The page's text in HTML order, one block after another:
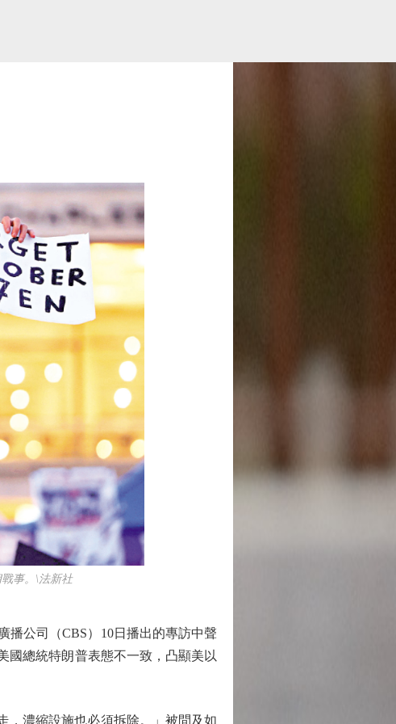
事。\法新社
公司（CBS）10日播出的專訪中聲
國總統特朗普表態不一致，凸顯美以
濃縮設施也必須拆除。」被問及如